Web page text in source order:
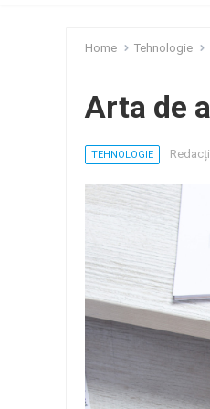
Home Tehnologie
Arta de
TEHNOLOGIE